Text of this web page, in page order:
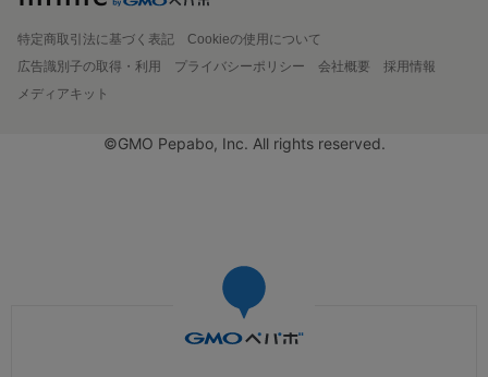
特定商取引法に基づく表記
Cookieの使用について
広告識別子の取得・利用
プライバシーポリシー 会社概要
採用情報
メディアキット
©GMO Pepabo, Inc. All rights reserved.